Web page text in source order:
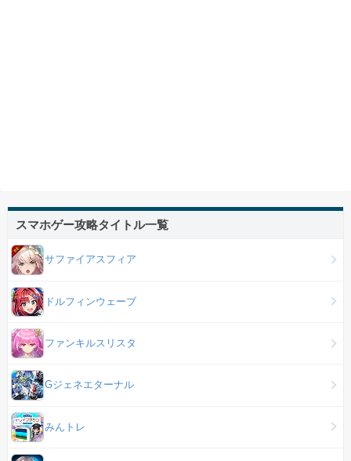
スマホゲー攻略タイトル一覧
サファイアスフィア
ドルフィンウェーブ
ファンキルスリスタ
Gジェネエターナル
みんトレ